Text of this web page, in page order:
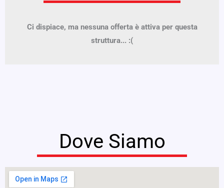
Ci dispiace, ma nessuna offerta è attiva per questa
struttura... :(
Dove Siamo